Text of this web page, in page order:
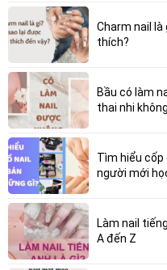
Charm nail là
thích?
Bầu có làm
thai nhi
Tìm hiểu cốp
người mới
Làm nail
A đến Z